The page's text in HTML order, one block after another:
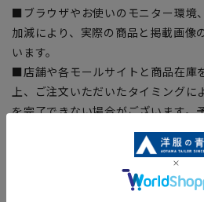
■ブラウザやお使いのモニター環境
加減により、実際の商品と掲載画像
います。
■店舗や各モールサイトと商品在庫
上、ご注文いただいたタイミング
を完了できない場合がございます。
■お急ぎ発送のご注文につきまして
よってはお急ぎ発送サービスを選択